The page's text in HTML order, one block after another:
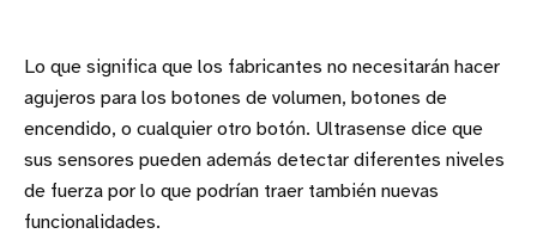
Lo que significa que los fabricantes no necesitarán hacer
agujeros para los botones de volumen, botones de
encendido, o cualquier otro botón. Ultrasense dice que
sus sensores pueden además detectar diferentes niveles
de fuerza por lo que podrían traer también nuevas
funcionalidades.